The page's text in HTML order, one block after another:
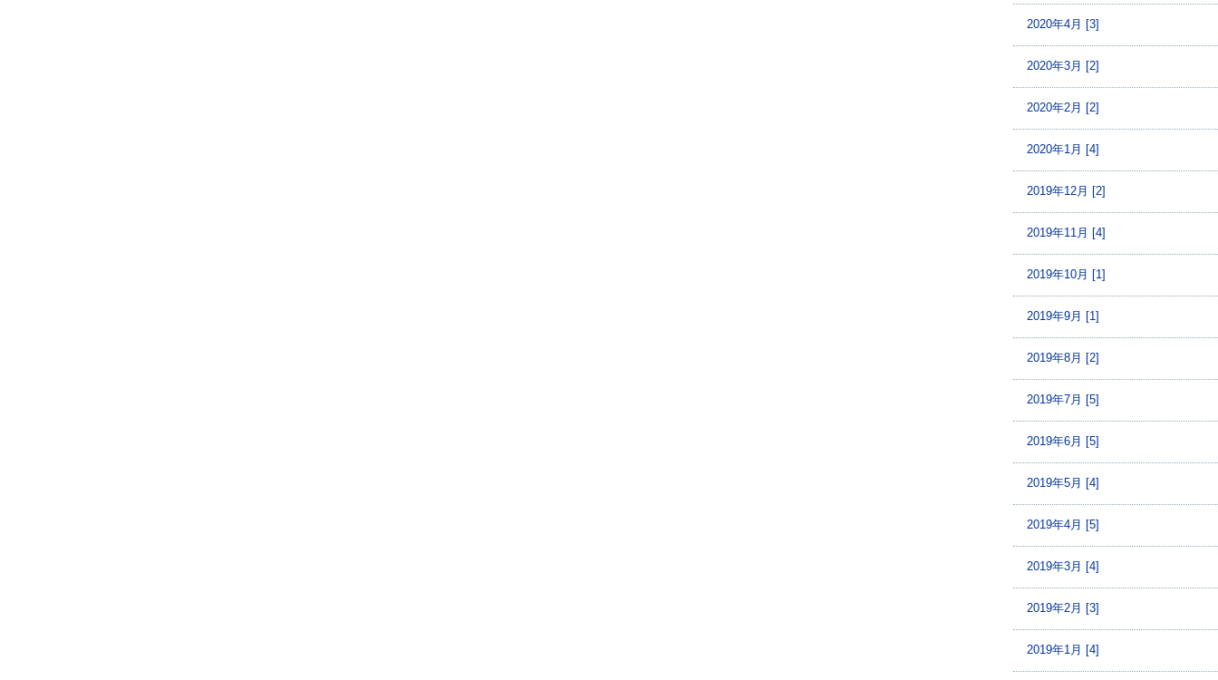
2020年4月 [3]
2020年3月 [2]
2020年2月 [2]
2020年1月 [4]
2019年12月 [2]
2019年11月 [4]
2019年10月 [1]
2019年9月 [1]
2019年8月 [2]
2019年7月 [5]
2019年6月 [5]
2019年5月 [4]
2019年4月 [5]
2019年3月 [4]
2019年2月 [3]
2019年1月 [4]